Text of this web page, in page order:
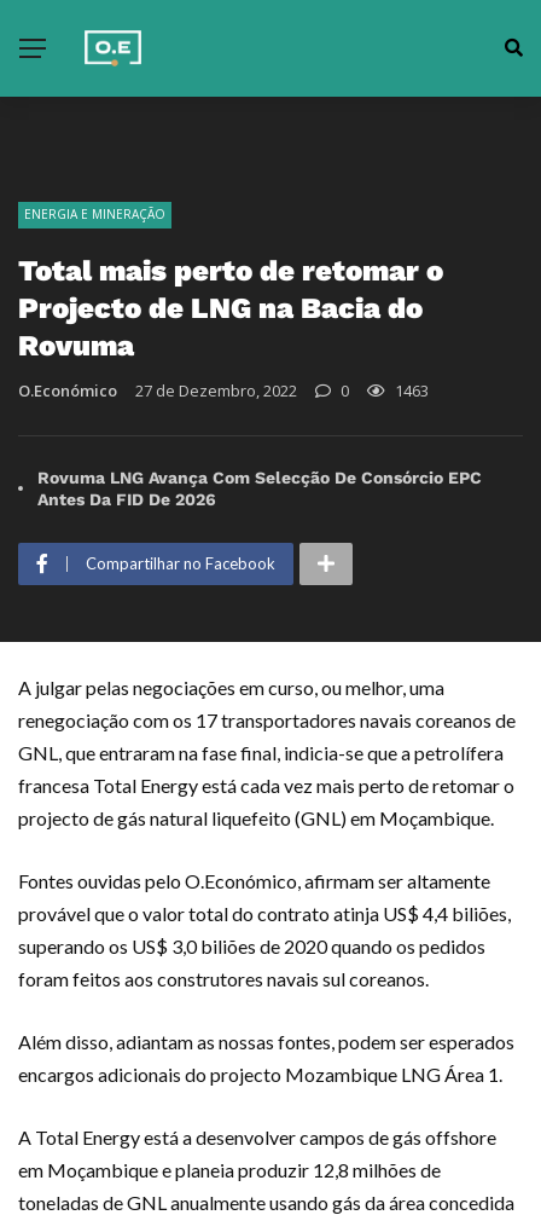
ENERGIA E MINERAÇÃO
Total mais perto de retomar o
Projecto de LNG na Bacia do
Rovuma
O.Económico 27 de Dezembro, 2022 0 1463
Rovuma LNG Avança Com Selecção De Consórcio EPC
Antes Da FID De 2026
Compartilhar no Facebook
A julgar pelas negociações em curso, ou melhor, uma
renegociação com os 17 transportadores navais coreanos de
GNL, que entraram na fase final, indicia-se que a petrolífera
francesa Total Energy está cada vez mais perto de retomar o
projecto de gás natural liquefeito (GNL) em Moçambique.
Fontes ouvidas pelo O.Económico, afirmam ser altamente
provável que o valor total do contrato atinja US$ 4,4 biliões,
superando os US$ 3,0 biliões de 2020 quando os pedidos
foram feitos aos construtores navais sul coreanos.
Além disso, adiantam as nossas fontes, podem ser esperados
encargos adicionais do projecto Mozambique LNG Área 1.
A Total Energy está a desenvolver campos de gás offshore
em Moçambique e planeia produzir 12,8 milhões de
toneladas de GNL anualmente usando gás da área concedida